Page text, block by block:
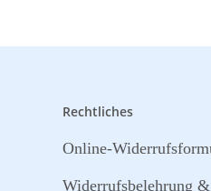
Rechtliches
Online-
Widerrufsbelehrung &